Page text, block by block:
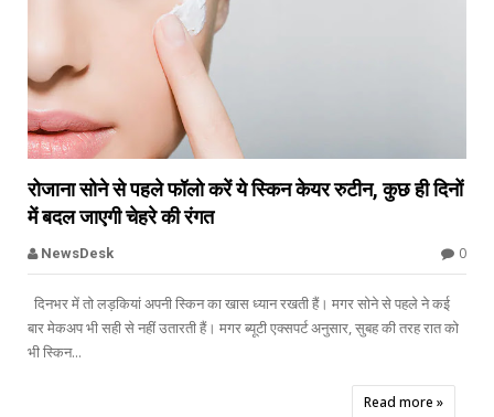

रोजाना सोने से पहले फॉलो करें ये स्किन केयर रुटीन, कुछ ही दिनों
में बदल जाएगी चेहरे की रंगत
NewsDesk 0
दिनभर में तो लड़कियां अपनी स्किन का खास ध्यान रखती हैं। मगर सोने से पहले ने कई
बार मेकअप भी सही से नहीं उतारती हैं। मगर ब्यूटी एक्सपर्ट अनुसार, सुबह की तरह रात को
भी स्किन...
Read more »
Offbeat